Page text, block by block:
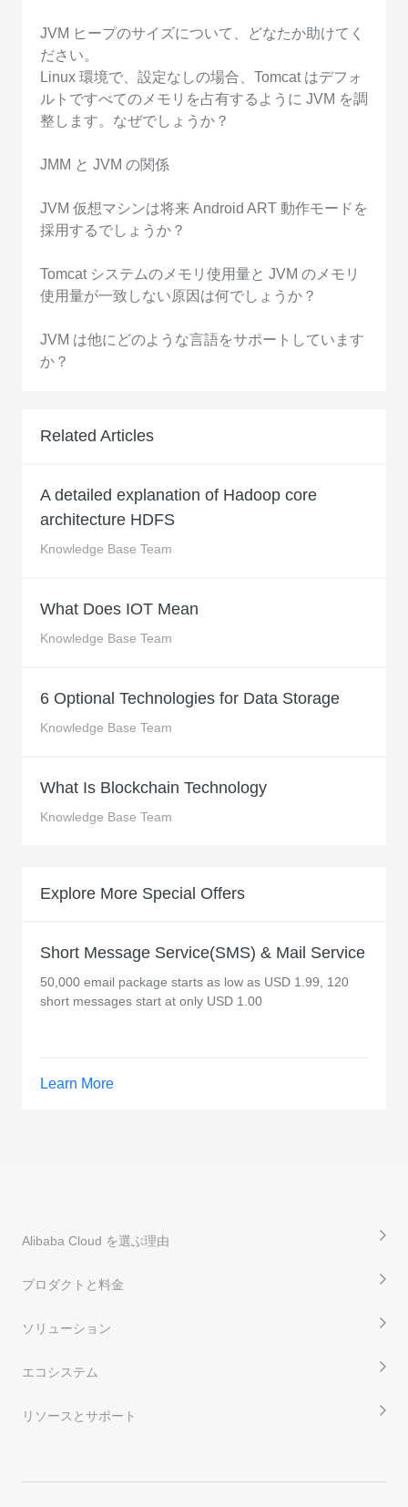
JVM ヒープのサイズについて、どなたか助けてく
ださい。
Linux 環境で、設定なしの場合、Tomcat はデフォ
ルトですべてのメモリを占有するように JVM を調
整します。なぜでしょうか？
JMM と JVM の関係
JVM 仮想マシンは将来 Android ART 動作モードを
採用するでしょうか？
Tomcat システムのメモリ使用量と JVM のメモリ
使用量が一致しない原因は何でしょうか？
JVM は他にどのような言語をサポートしています
か？
Related Articles
A detailed explanation of Hadoop core
architecture HDFS
Knowledge Base Team
What Does IOT Mean
Knowledge Base Team
6 Optional Technologies for Data Storage
Knowledge Base Team
What Is Blockchain Technology
Knowledge Base Team
Explore More Special Offers
Short Message Service(SMS) & Mail Service
50,000 email package starts as low as USD 1.99, 120
short messages start at only USD 1.00
Learn More
Alibaba Cloud を選ぶ理由
プロダクトと料金
ソリューション
エコシステム
リソースとサポート